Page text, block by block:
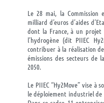
Le 28 mai, la Commission
milliard d’euros d’aides
dont la France, à un
l’hydrogène (dit PIIEC
contribuer à la réalisation
émissions des secteurs de
2050.
Le PIIEC “Hy2Move” vise à
le déploiement industriel de